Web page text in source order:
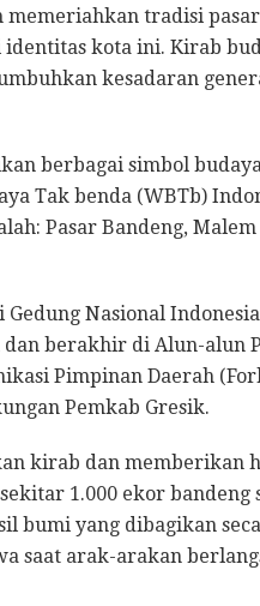
memeriahkan tradisi
kota ini. Kirab
kesadaran
berbagai simbol
Tak benda (WBTb)
Pasar Bandeng,
Nasional
dan berakhir di Alun-alun
Pimpinan Daerah
Pemkab Gresik.
kirab dan memberikan
sekitar 1.000 ekor bandeng
bumi yang dibagikan
saat arak-arakan